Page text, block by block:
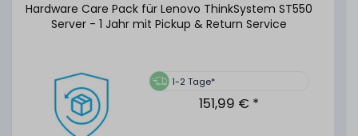
Hardware Care Pack für Lenovo ThinkSystem ST550
Server - 1 Jahr mit Pickup & Return Service
1-2 Tage*
151,99 € *